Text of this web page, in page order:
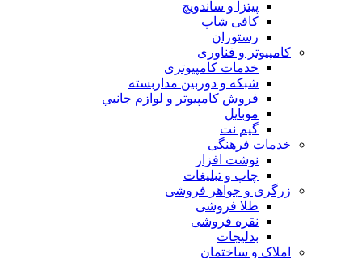
پیتزا و ساندویچ
کافی شاپ
رستوران
کامپیوتر و فناوری
خدمات کامپیوتری
شبكه و دوربين مداربسته
فروش كامپيوتر و لوازم جانبي
موبایل
گیم نت
خدمات فرهنگی
نوشت افزار
چاپ و تبلیغات
زرگری و جواهر فروشی
طلا فروشی
نقره فروشی
بدلیجات
املاک و ساختمان